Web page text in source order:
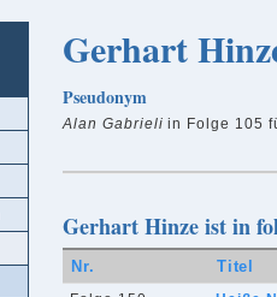
Gerhart
Pseudonym
Alan Gabrieli in Folge 105
Gerhart Hinze ist in
Nr. Titel